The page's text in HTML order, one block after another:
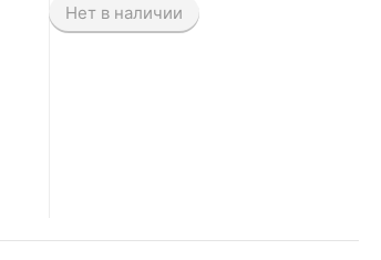
Нет в наличии